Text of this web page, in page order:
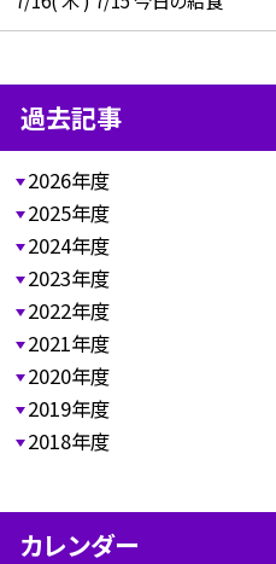
過去記事
2026年度
2025年度
2024年度
2023年度
2022年度
2021年度
2020年度
2019年度
2018年度
カレンダー